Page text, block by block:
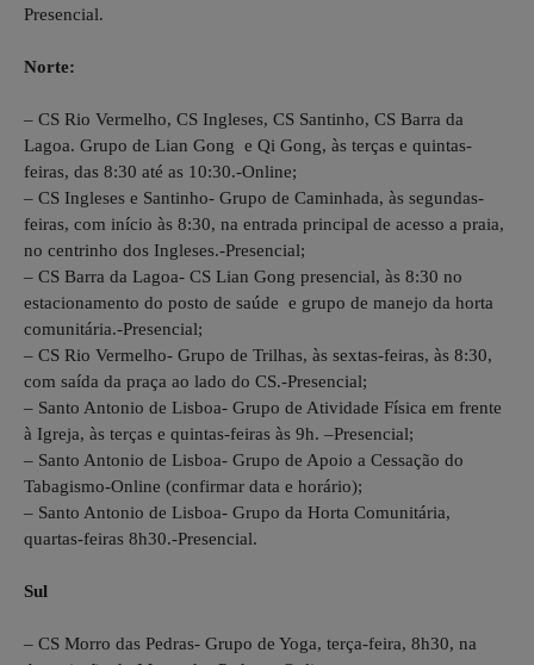
Presencial.
Norte:
– CS Rio Vermelho, CS Ingleses, CS Santinho, CS Barra da
Lagoa. Grupo de Lian Gong e Qi Gong, às terças e quintas-
feiras, das 8:30 até as 10:30.-Online;
– CS Ingleses e Santinho- Grupo de Caminhada, às segundas-
feiras, com início às 8:30, na entrada principal de acesso a praia,
no centrinho dos Ingleses.-Presencial;
– CS Barra da Lagoa- CS Lian Gong presencial, às 8:30 no
estacionamento do posto de saúde e grupo de manejo da horta
comunitária.-Presencial;
– CS Rio Vermelho- Grupo de Trilhas, às sextas-feiras, às 8:30,
com saída da praça ao lado do CS.-Presencial;
– Santo Antonio de Lisboa- Grupo de Atividade Física em frente
à Igreja, às terças e quintas-feiras às 9h. –Presencial;
– Santo Antonio de Lisboa- Grupo de Apoio a Cessação do
Tabagismo-Online (confirmar data e horário);
– Santo Antonio de Lisboa- Grupo da Horta Comunitária,
quartas-feiras 8h30.-Presencial.
Sul
– CS Morro das Pedras- Grupo de Yoga, terça-feira, 8h30, na